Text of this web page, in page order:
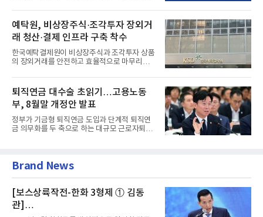
예탁원, 비상장주식·조각투자 장외거
래 청산·결제 인프라 구축 착수
한국예탁결제원이 비상장주식과 조각투자 상품
의 장외거래를 안전하고 효율적으로 마무리하기
퇴직연금 대수술 초읽기…고용노동
부, 8월말 개정안 발표
정부가 기금형 퇴직연금 도입과 단계적 퇴직연
금 의무화를 두 축으로 하는 대규모 근로자퇴직
Brand News
[보스상륙작전-한화 3형제 ① 김동
관]